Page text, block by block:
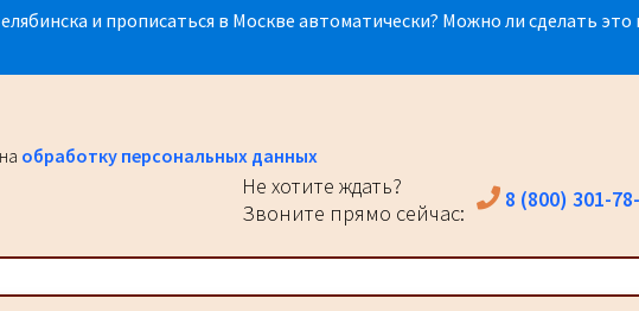
и прописаться в Москве автоматически? Можно ли сделать это
обработку персональных данных
Не хотите ждать?
Звоните прямо сейчас:
8 (800) 301-